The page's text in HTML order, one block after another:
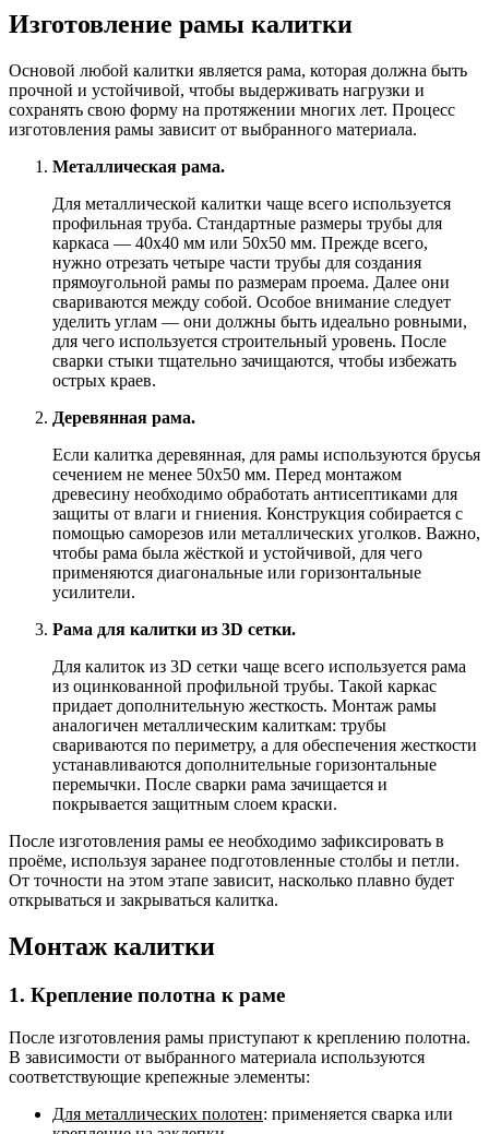
Изготовление рамы калитки
Основой любой калитки является рама, которая должна быть
прочной и устойчивой, чтобы выдерживать нагрузки и
сохранять свою форму на протяжении многих лет. Процесс
изготовления рамы зависит от выбранного материала.
Металлическая рама.
Для металлической калитки чаще всего используется
профильная труба. Стандартные размеры трубы для
каркаса — 40х40 мм или 50х50 мм. Прежде всего,
нужно отрезать четыре части трубы для создания
прямоугольной рамы по размерам проема. Далее они
свариваются между собой. Особое внимание следует
уделить углам — они должны быть идеально ровными,
для чего используется строительный уровень. После
сварки стыки тщательно зачищаются, чтобы избежать
острых краев.
Деревянная рама.
Если калитка деревянная, для рамы используются брусья
сечением не менее 50х50 мм. Перед монтажом
древесину необходимо обработать антисептиками для
защиты от влаги и гниения. Конструкция собирается с
помощью саморезов или металлических уголков. Важно,
чтобы рама была жёсткой и устойчивой, для чего
применяются диагональные или горизонтальные
усилители.
Рама для калитки из 3D сетки.
Для калиток из 3D сетки чаще всего используется рама
из оцинкованной профильной трубы. Такой каркас
придает дополнительную жесткость. Монтаж рамы
аналогичен металлическим калиткам: трубы
свариваются по периметру, а для обеспечения жесткости
устанавливаются дополнительные горизонтальные
перемычки. После сварки рама зачищается и
покрывается защитным слоем краски.
После изготовления рамы ее необходимо зафиксировать в
проёме, используя заранее подготовленные столбы и петли.
От точности на этом этапе зависит, насколько плавно будет
открываться и закрываться калитка.
Монтаж калитки
1. Крепление полотна к раме
После изготовления рамы приступают к креплению полотна.
В зависимости от выбранного материала используются
соответствующие крепежные элементы:
Для металлических полотен: применяется сварка или